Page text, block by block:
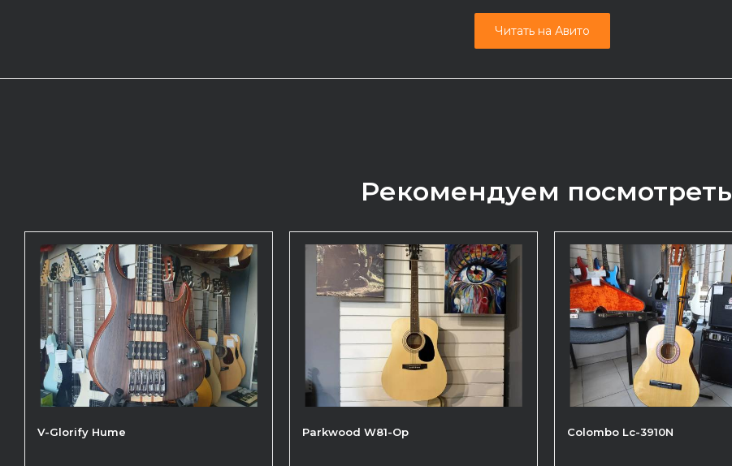
Читать на Авито
Рекомендуем посмотреть
V-Glorify Hume Parkwood W81-Op Colombo Lc-3910N